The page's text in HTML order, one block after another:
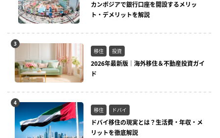
カンボジアで銀行口座を開設するメリッ
ト・デメリットを解説
移住 投資
2026年最新版｜海外移住＆不動産投資ガイ
ド
移住 ドバイ
ドバイ移住の現実とは？生活費・年収・メ
リットを徹底解説